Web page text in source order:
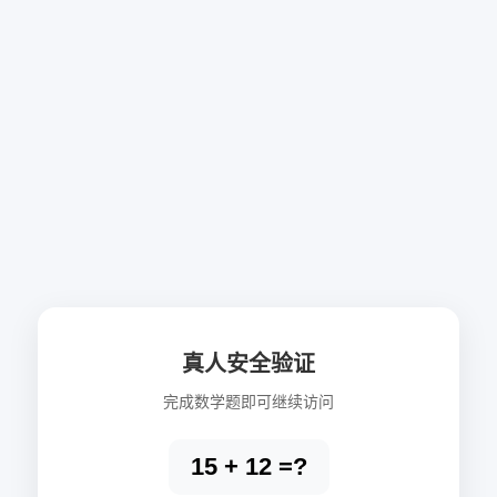
真人安全验证
完成数学题即可继续访问
15 + 12 =?